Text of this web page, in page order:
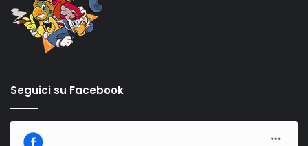
Seguici su Facebook